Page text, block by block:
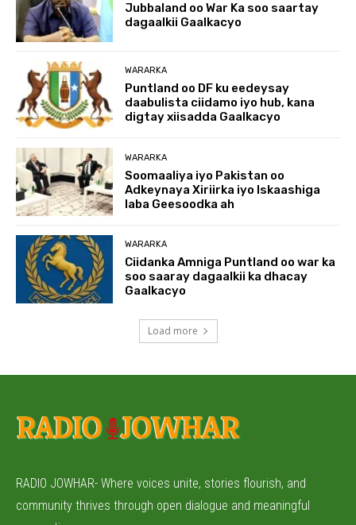
Jubbaland oo War Ka soo saartay
dagaalkii Gaalkacyo
WARARKA
Puntland oo DF ku eedeysay
daabulista ciidamo iyo hub, kana
digtay xiisadda Gaalkacyo
WARARKA
Soomaaliya iyo Pakistan oo
Adkeynaya Xiriirka iyo Iskaashiga
laba Geesoodka ah
WARARKA
Ciidanka Amniga Puntland oo war ka
soo saaray dagaalkii ka dhacay
Gaalkacyo
Load more
RADIO JOWHAR- Where voices unite, stories flourish, and
community thrives through open dialogue and meaningful